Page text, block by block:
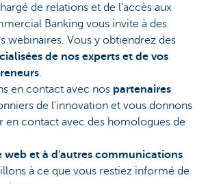
de relations et de l'accès aux
Banking vous invite à des
webinaires. Vous y obtiendrez des
de nos experts et de vos
en contact avec nos partenaires
de l'innovation et vous donnons
en contact avec des homologues de
web et à d'autres communications
à ce que vous restiez informé de